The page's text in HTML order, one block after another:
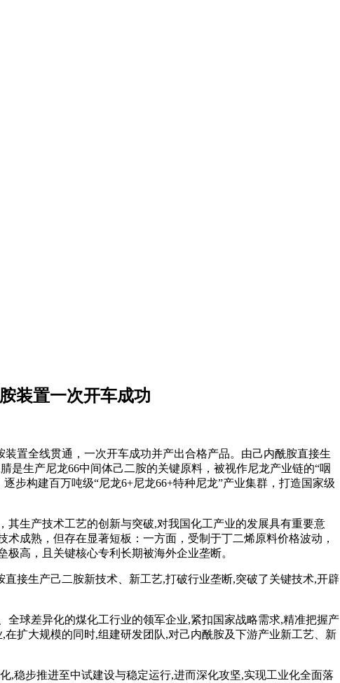
装置一次开车成功
置全线贯通，一次开车成功并产出合格产品。由己内酰胺直接生
是生产尼龙66中间体己二胺的关键原料，被视作尼龙产业链的“咽
步构建百万吨级“尼龙6+尼龙66+特种尼龙”产业集群，打造国家级
其生产技术工艺的创新与突破,对我国化工产业的发展具有重要意
成熟，但存在显著短板：一方面，受制于丁二烯原料价格波动，
高，且关键核心专利长期被海外企业垄断。
接生产己二胺新技术、新工艺,打破行业垄断,突破了关键技术,开辟
全球差异化的煤化工行业的领军企业,紧扣国家战略需求,精准把握产
扩大规模的同时,组建研发团队,对己内酰胺及下游产业新工艺、新
,稳步推进至中试建设与稳定运行,进而深化攻坚,实现工业化全面落